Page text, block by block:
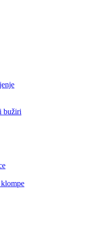
bužiri